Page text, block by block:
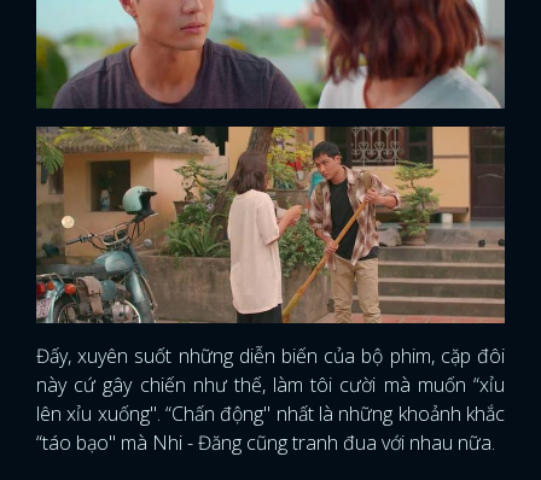
Đấy, xuyên suốt những diễn biến của bộ phim, cặp đôi
này cứ gây chiến như thế, làm tôi cười mà muốn “xỉu
lên xỉu xuống". “Chấn động" nhất là những khoảnh khắc
“táo bạo" mà Nhi - Đăng cũng tranh đua với nhau nữa.